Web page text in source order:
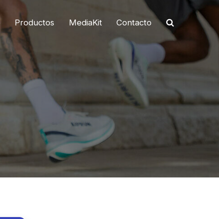
Productos MediaKit Contacto